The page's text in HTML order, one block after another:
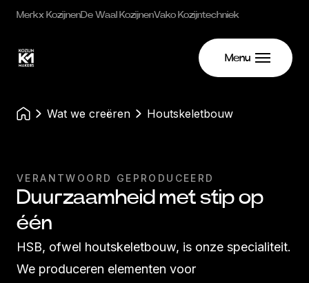
Merkx KozijnenDe Waal KozijnenVako Kozijntechniek
Menu
wat we creëren Houtskeletbouw
VERANTWOORD GEPRODUCEERD
Duurzaamheid met stip op
één
HSB, ofwel houtskeletbouw, is onze specialiteit.
We produceren elementen voor